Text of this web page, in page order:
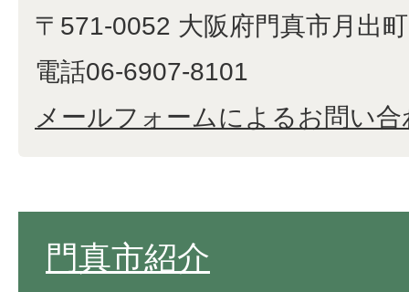
〒571-0052 大阪府門真市月出
電話06-6907-8101
メールフォームによるお問い合
門真市紹介